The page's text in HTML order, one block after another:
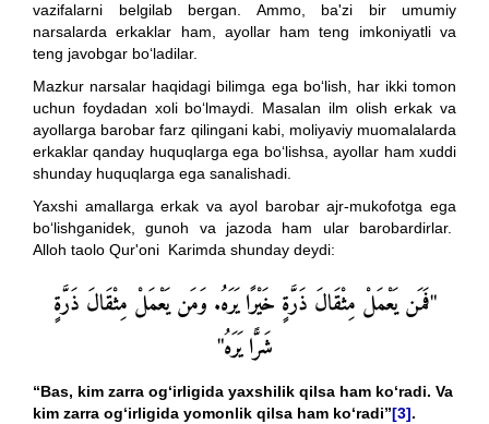
vazifalarni belgilab bergan. Ammo, ba'zi bir umumiy
narsalarda erkaklar ham, ayollar ham teng imkoniyatli va
teng javobgar bo‘ladilar.
Mazkur narsalar haqidagi bilimga ega bo‘lish, har ikki tomon
uchun foydadan xoli bo‘lmaydi. Masalan ilm olish erkak va
ayollarga barobar farz qilingani kabi, moliyaviy muomalalarda
erkaklar qanday huquqlarga ega bo‘lishsa, ayollar ham xuddi
shunday huquqlarga ega sanalishadi.
Yaxshi amallarga erkak va ayol barobar ajr-mukofotga ega
bo‘lishganidek, gunoh va jazoda ham ular barobardirlar.
Alloh taolo Qur'oni Karimda shunday deydi:
"فَمَن يَعْمَلْ مِثْقَالَ ذَرَّةٍ خَيْرًا يَرَهُ. وَمَن يَعْمَلْ مِثْقَالَ ذَرَّةٍ
شَرًّا يَرَهُ"
“Bas, kim zarra og‘irligida yaxshilik qilsa ham ko‘radi. Va
kim zarra og‘irligida yomonlik qilsa ham ko‘radi”[3].